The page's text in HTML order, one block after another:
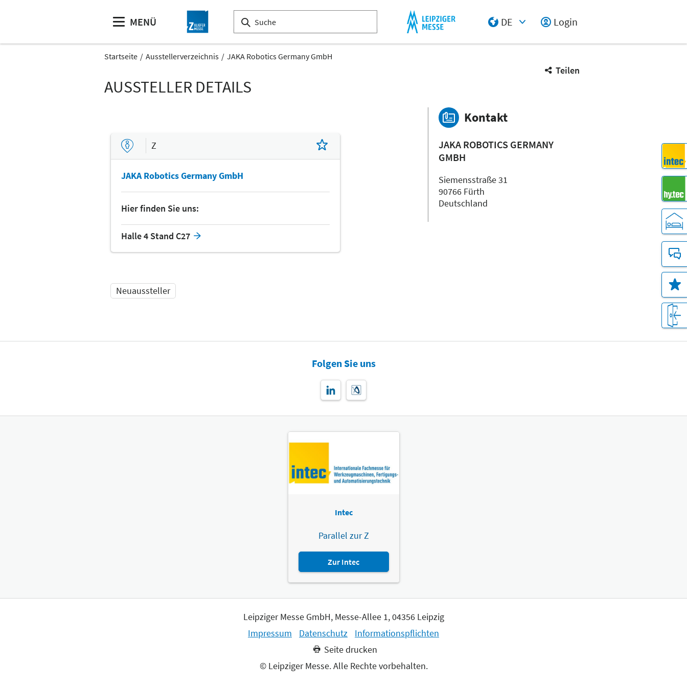
MENÜ
DE
Login
Startseite Ausstellerverzeichnis JAKA Robotics Germany GmbH
Teilen
AUSSTELLER DETAILS
Z
JAKA Robotics Germany GmbH
Hier finden Sie uns:
Halle 4 Stand C27
Neuaussteller
Kontakt
JAKA ROBOTICS GERMANY
GMBH
Siemensstraße 31
90766 Fürth
Deutschland
Folgen Sie uns
Intec
Parallel zur Z
Zur Intec
Leipziger Messe GmbH, Messe-Allee 1, 04356 Leipzig
Impressum
Datenschutz
Informationspflichten
Seite drucken
© Leipziger Messe. Alle Rechte vorbehalten.